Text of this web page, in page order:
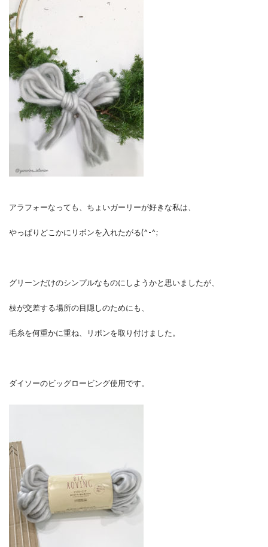
アラフォーなっても、ちょいガーリーが好きな私は、
やっぱりどこかにリボンを入れたがる(^-^;
グリーンだけのシンプルなものにしようかと思いましたが、
枝が交差する場所の目隠しのためにも、
毛糸を何重かに重ね、リボンを取り付けました。
ダイソーのビッグロービング使用です。